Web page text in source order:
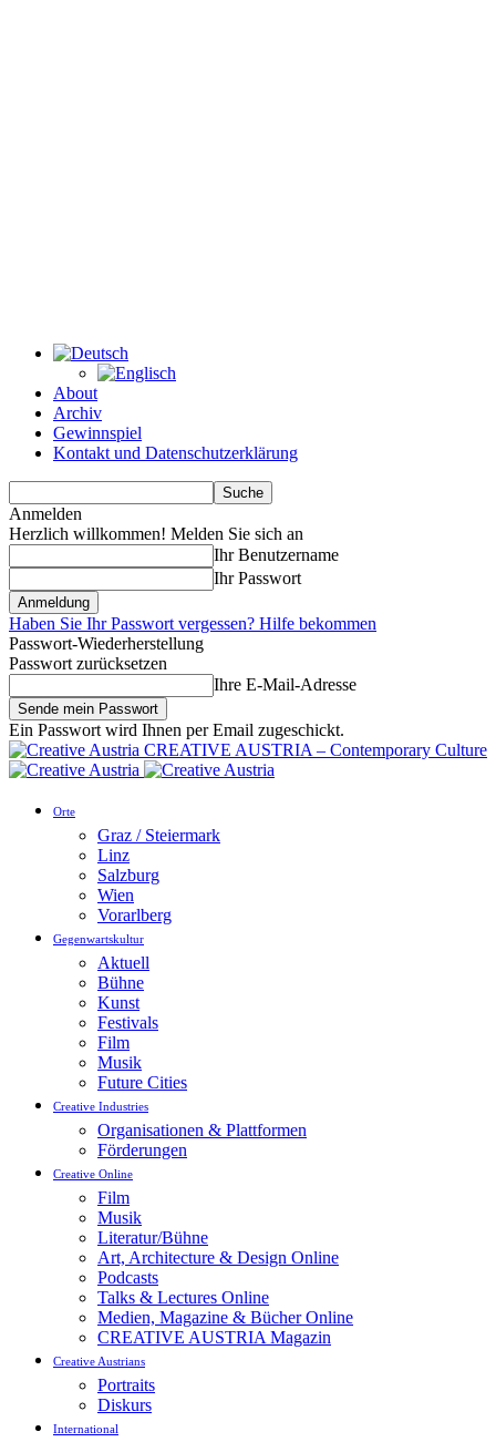
About
Archiv
Gewinnspiel
Kontakt und Datenschutzerklärung
Anmelden
Herzlich willkommen! Melden Sie sich an
Ihr Benutzername
Ihr Passwort
Haben Sie Ihr Passwort vergessen? Hilfe bekommen
Passwort-Wiederherstellung
Passwort zurücksetzen
Ihre E-Mail-Adresse
Ein Passwort wird Ihnen per Email zugeschickt.
CREATIVE AUSTRIA – Contemporary Culture
Orte
Graz / Steiermark
Linz
Salzburg
Wien
Vorarlberg
Gegenwartskultur
Aktuell
Bühne
Kunst
Festivals
Film
Musik
Future Cities
Creative Industries
Organisationen & Plattformen
Förderungen
Creative Online
Film
Musik
Literatur/Bühne
Art, Architecture & Design Online
Podcasts
Talks & Lectures Online
Medien, Magazine & Bücher Online
CREATIVE AUSTRIA Magazin
Creative Austrians
Portraits
Diskurs
International